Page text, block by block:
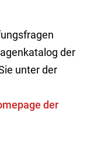
der
unter der
der